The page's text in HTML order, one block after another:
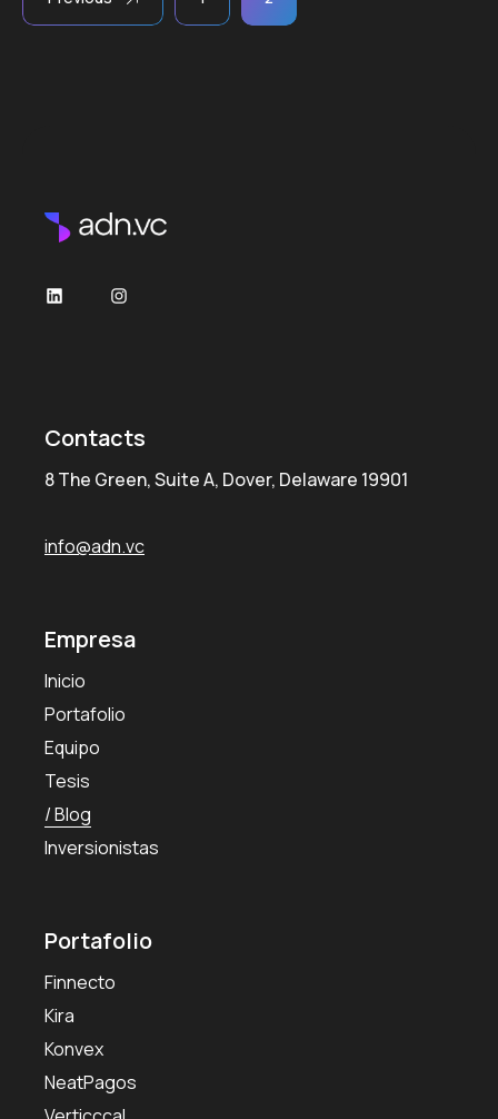
Contacts
8 The Green, Suite A, Dover, Delaware 19901
info@adn.vc
Empresa
Inicio
Portafolio
Equipo
Tesis
Blog
Inversionistas
Portafolio
Finnecto
Kira
Konvex
NeatPagos